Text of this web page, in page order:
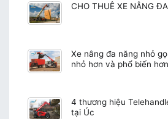
CHO THUÊ XE NÂNG
Xe nâng đa năng nhỏ
nhỏ hơn và phổ biến hơn
4 thương hiệu
tại Úc